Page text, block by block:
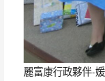
麗富康行政夥伴-